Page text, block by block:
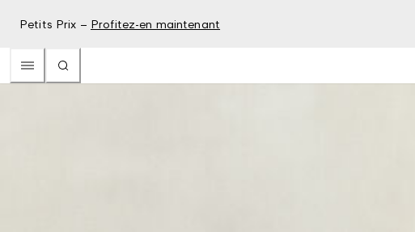
Petits Prix – Profitez-en maintenant